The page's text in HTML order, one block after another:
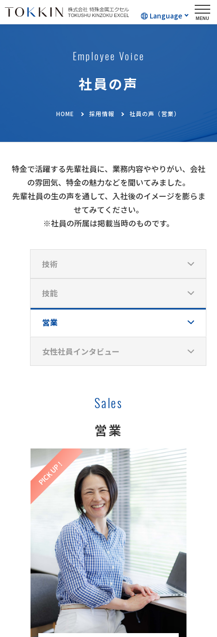
Language
Employee Voice
社員の声
HOME 採用情報 社員の声（営業）
特金で活躍する先輩社員に、業務内容ややりがい、会社
の雰囲気、特金の魅力などを聞いてみました。
先輩社員の生の声を通して、入社後のイメージを膨らま
せてみてください。
※社員の所属は掲載当時のものです。
技術
技能
営業
女性社員インタビュー
Sales
営業
PICK UP !